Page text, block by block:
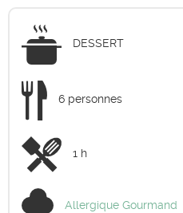
DESSERT
6 personnes
1 h
Allergique Gourmand